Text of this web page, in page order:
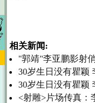
相关新闻:
"郭靖"李亚鹏影射
30岁生日没有瞿颖
30岁生日没有瞿颖
<射雕>片场传真：